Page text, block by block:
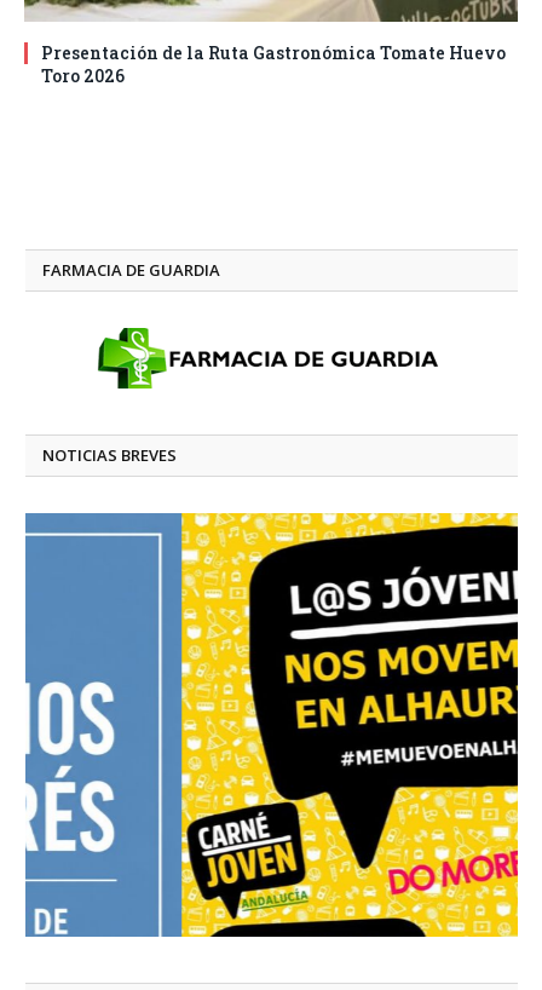
Presentación de la Ruta Gastronómica Tomate Huevo
Toro 2026
FARMACIA DE GUARDIA
NOTICIAS BREVES